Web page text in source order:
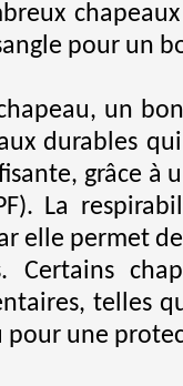
pour un
un
durables
grâce à
La
elle permet
Certains
telles
une